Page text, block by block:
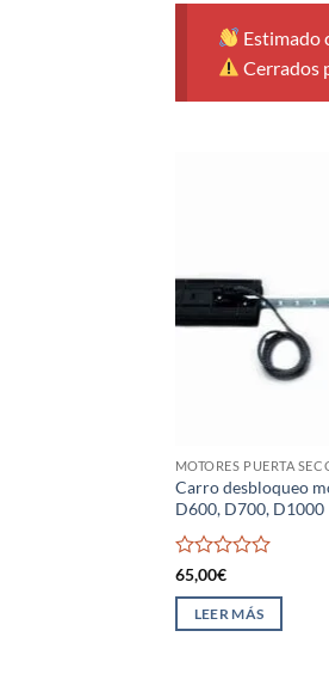
Estimado
Cerrados
MOTORES PUERTA
Carro desbloqueo
D600, D700, D1000
Valorado
de
65,00€
LEER MÁS